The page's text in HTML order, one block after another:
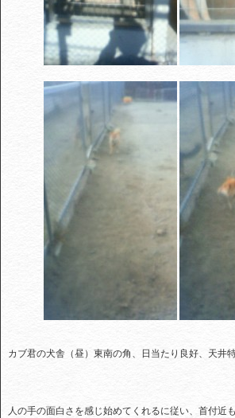
カブ君の犬舎（昼）東南の角、日当たり良好、天井特
人の手の面白さを感じ始めてくれるに従い、首付近